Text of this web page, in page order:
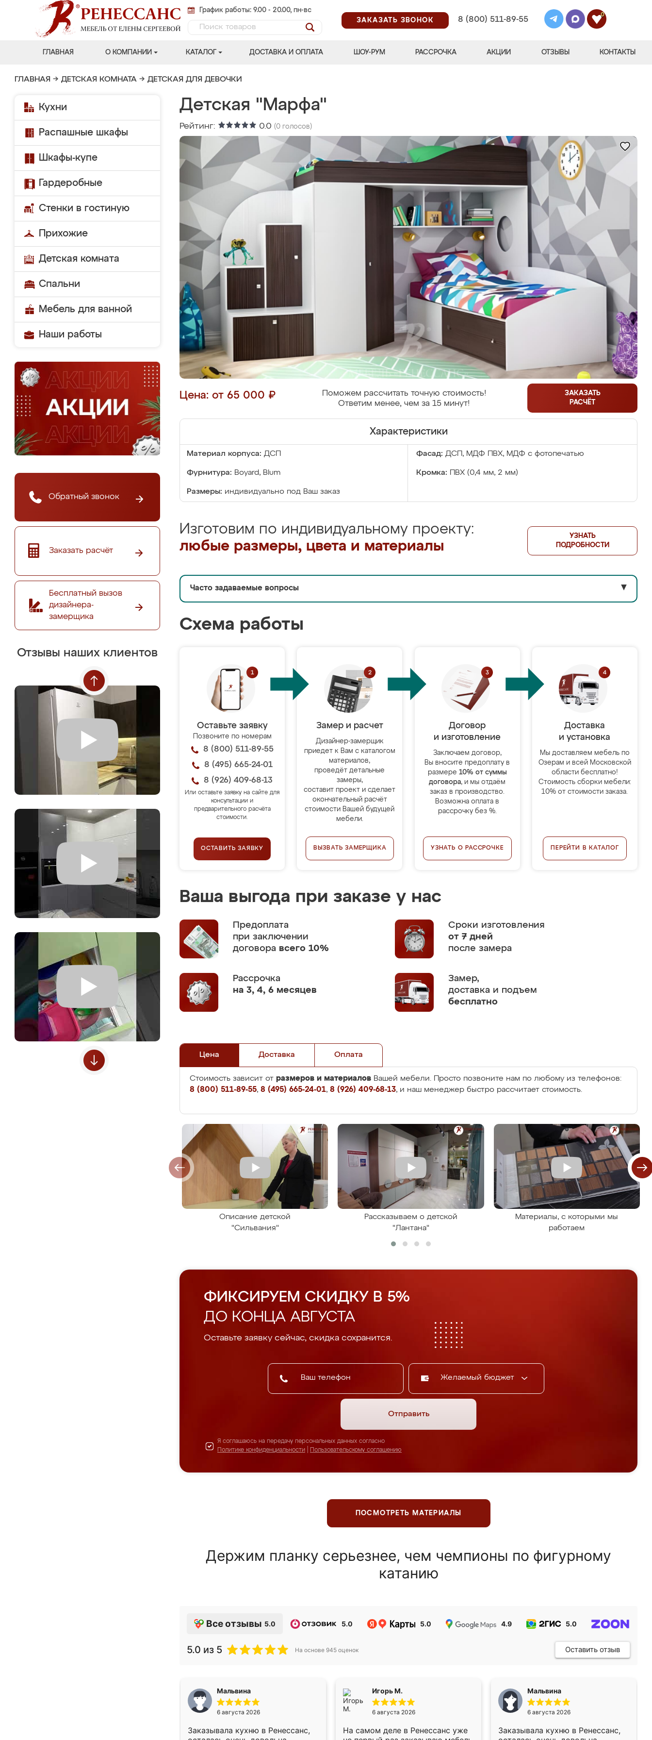
График работы: 9.00 - 20.00, пн-вс
ЗАКАЗАТЬ ЗВОНОК
8 (800) 511-89-55
0
ГЛАВНАЯ О КОМПАНИИ КАТАЛОГ ДОСТАВКА И ОПЛАТА ШОУ-РУМ РАССРОЧКА АКЦИИ ОТЗЫВЫ КОНТАКТЫ
ГЛАВНАЯ → ДЕТСКАЯ КОМНАТА → ДЕТСКАЯ ДЛЯ ДЕВОЧКИ
Кухни
Распашные шкафы
Шкафы-купе
Гардеробные
Стенки в гостиную
Прихожие
Детская комната
Спальни
Мебель для ванной
Наши работы
Обратный звонок
Заказать расчёт
Бесплатный вызов
дизайнера-
замерщика
Отзывы наших клиентов
Детская "Марфа"
Рейтинг: 0.0 (0 голосов)
Цена: от 65 000 ₽
Поможем рассчитать точную стоимость!
Ответим менее, чем за 15 минут!
ЗАКАЗАТЬ
РАСЧЁТ
Характеристики
Материал корпуса: ДСП Фасад: ДСП, МДФ ПВХ, МДФ с фотопечатью
Фурнитура: Boyard, Blum Кромка: ПВХ (0,4 мм, 2 мм)
Размеры: индивидуально под Ваш заказ
Изготовим по индивидуальному проекту:
любые размеры, цвета и материалы
УЗНАТЬ
ПОДРОБНОСТИ
Часто задаваемые вопросы ▼
Схема работы
Оставьте заявку
Позвоните по номерам
8 (800) 511-89-55
8 (495) 665-24-01
8 (926) 409-68-13
Или оставьте заявку на сайте для
консультации и
предварительного расчёта
стоимости.
ОСТАВИТЬ ЗАЯВКУ
Замер и расчет
Дизайнер-замерщик
приедет к Вам с каталогом
материалов,
проведёт детальные
замеры,
составит проект и сделает
окончательный расчёт
стоимости Вашей будущей
мебели.
ВЫЗВАТЬ ЗАМЕРЩИКА
Договор
и изготовление
Заключаем договор,
Вы вносите предоплату в
размере 10% от суммы
договора, и мы отдаём
заказ в производство.
Возможна оплата в
рассрочку без %.
УЗНАТЬ О РАССРОЧКЕ
Доставка
и установка
Мы доставляем мебель по
Озерам и всей Московской
области бесплатно!
Стоимость сборки мебели:
10% от стоимости заказа.
ПЕРЕЙТИ В КАТАЛОГ
Ваша выгода при заказе у нас
Предоплата
при заключении
договора всего 10%
Сроки изготовления
от 7 дней
после замера
Рассрочка
на 3, 4, 6 месяцев
Замер,
доставка и подъем
бесплатно
Цена Доставка Оплата
Стоимость зависит от размеров и материалов Вашей мебели. Просто позвоните нам по любому из телефонов:
8 (800) 511-89-55, 8 (495) 665-24-01, 8 (926) 409-68-13, и наш менеджер быстро рассчитает стоимость.
Описание детской
"Сильвания"
Рассказываем о детской
"Лантана"
Материалы, с которыми мы
работаем
ФИКСИРУЕМ СКИДКУ В 5%
ДО КОНЦА АВГУСТА
Оставьте заявку сейчас, скидка сохранится.
Желаемый бюджет
Отправить
Я соглашаюсь на передачу персональных данных согласно
Политике конфиденциальности
Пользовательскому соглашению
ПОСМОТРЕТЬ МАТЕРИАЛЫ
Держим планку серьезнее, чем чемпионы по фигурному
катанию
Все отзывы 5.0 5.0 5.0 4.9 5.0
5.0 из 5 На основе 945 оценок Оставить отзыв
Мальвина
6 августа 2026
Заказывала кухню в Ренессанс,
Игорь М.
6 августа 2026
На самом деле в Ренессанс уже
Мальвина
6 августа 2026
Заказывала кухню в Ренессанс,